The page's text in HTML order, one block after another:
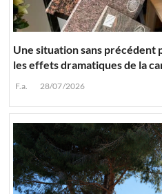
Une situation sans précédent
les effets dramatiques de la
F.a. 28/07/2026